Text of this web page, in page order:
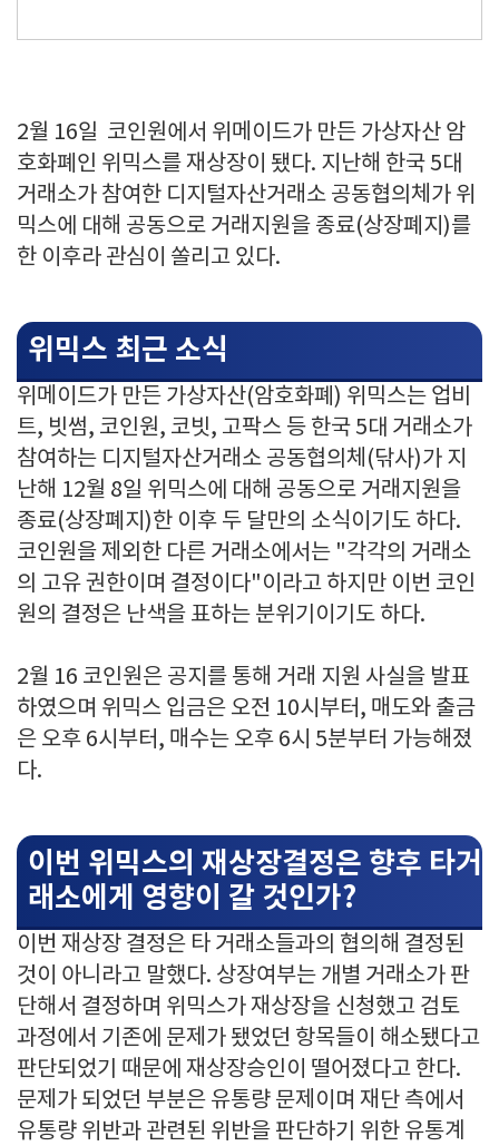
2월 16일 코인원에서 위메이드가 만든 가상자산 암
호화폐인 위믹스를 재상장이 됐다. 지난해 한국 5대
거래소가 참여한 디지털자산거래소 공동협의체가 위
믹스에 대해 공동으로 거래지원을 종료(상장폐지)를
한 이후라 관심이 쏠리고 있다.
위믹스 최근 소식
위메이드가 만든 가상자산(암호화폐) 위믹스는 업비
트, 빗썸, 코인원, 코빗, 고팍스 등 한국 5대 거래소가
참여하는 디지털자산거래소 공동협의체(닦사)가 지
난해 12월 8일 위믹스에 대해 공동으로 거래지원을
종료(상장폐지)한 이후 두 달만의 소식이기도 하다.
코인원을 제외한 다른 거래소에서는 "각각의 거래소
의 고유 권한이며 결정이다"이라고 하지만 이번 코인
원의 결정은 난색을 표하는 분위기이기도 하다.
2월 16 코인원은 공지를 통해 거래 지원 사실을 발표
하였으며 위믹스 입금은 오전 10시부터, 매도와 출금
은 오후 6시부터, 매수는 오후 6시 5분부터 가능해졌
다.
이번 위믹스의 재상장결정은 향후 타거
래소에게 영향이 갈 것인가?
이번 재상장 결정은 타 거래소들과의 협의해 결정된
것이 아니라고 말했다. 상장여부는 개별 거래소가 판
단해서 결정하며 위믹스가 재상장을 신청했고 검토
과정에서 기존에 문제가 됐었던 항목들이 해소됐다고
판단되었기 때문에 재상장승인이 떨어졌다고 한다.
문제가 되었던 부분은 유통량 문제이며 재단 측에서
유통량 위반과 관련된 위반을 판단하기 위한 유통계